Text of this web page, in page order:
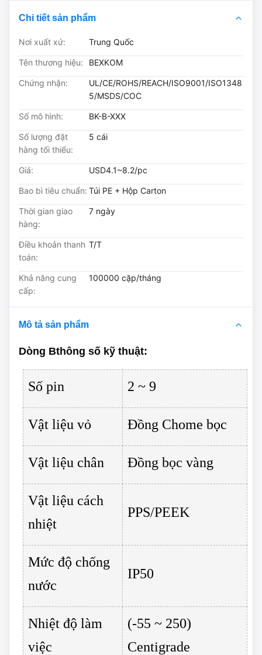
Chi tiết sản phẩm
Nơi xuất xứ: Trung Quốc
Tên thương hiệu: BEXKOM
Chứng nhận:
UL/CE/ROHS/REACH/ISO9001/ISO1348
5/MSDS/COC
Số mô hình: BK-B-XXX
Số lượng đặt
hàng tối thiểu:
5 cái
Giá: USD4.1~8.2/pc
Bao bì tiêu chuẩn: Túi PE + Hộp Carton
Thời gian giao
hàng:
7 ngày
Điều khoản thanh
toán:
T/T
Khả năng cung
cấp:
100000 cặp/tháng
Mô tả sản phẩm
Dòng Bthông số kỹ thuật:
Số pin 2 ~ 9
Vật liệu vỏ Đồng Chome bọc
Vật liệu chân Đồng bọc vàng
Vật liệu cách
nhiệt
PPS/PEEK
Mức độ chống
nước
IP50
Nhiệt độ làm
việc
(-55 ~ 250)
Centigrade